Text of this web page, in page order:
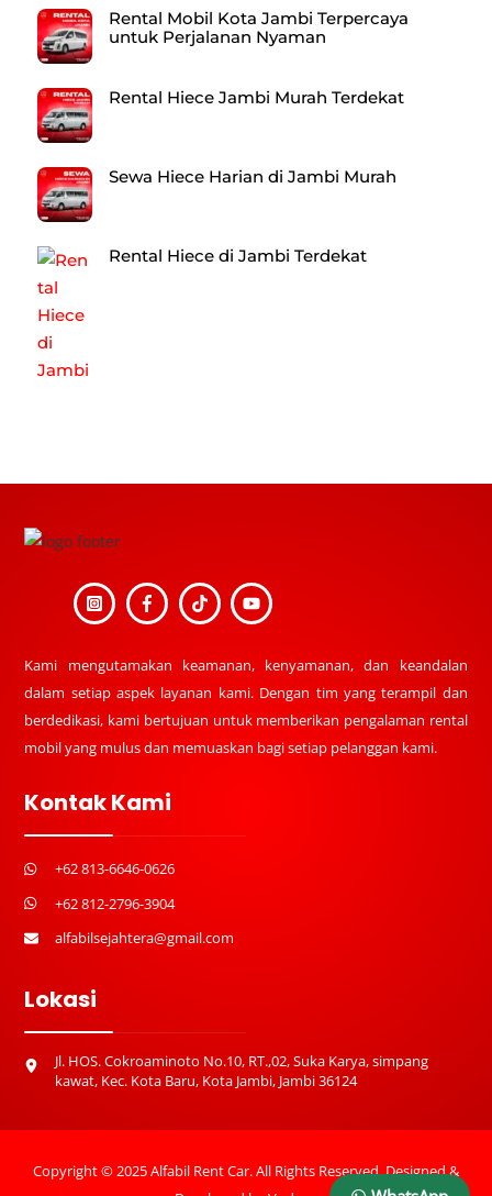
Rental Mobil Kota Jambi Terpercaya
untuk Perjalanan Nyaman
Rental Hiece Jambi Murah Terdekat
Sewa Hiece Harian di Jambi Murah
Rental Hiece di Jambi Terdekat
Top
Kami mengutamakan keamanan, kenyamanan, dan keandalan
dalam setiap aspek layanan kami. Dengan tim yang terampil dan
berdedikasi, kami bertujuan untuk memberikan pengalaman rental
mobil yang mulus dan memuaskan bagi setiap pelanggan kami.
Kontak Kami
+62 813-6646-0626
+62 812-2796-3904
alfabilsejahtera@gmail.com
Lokasi
Jl. HOS. Cokroaminoto No.10, RT.,02, Suka Karya, simpang
kawat, Kec. Kota Baru, Kota Jambi, Jambi 36124
Copyright © 2025 Alfabil Rent Car. All Rights Reserved. Designed &